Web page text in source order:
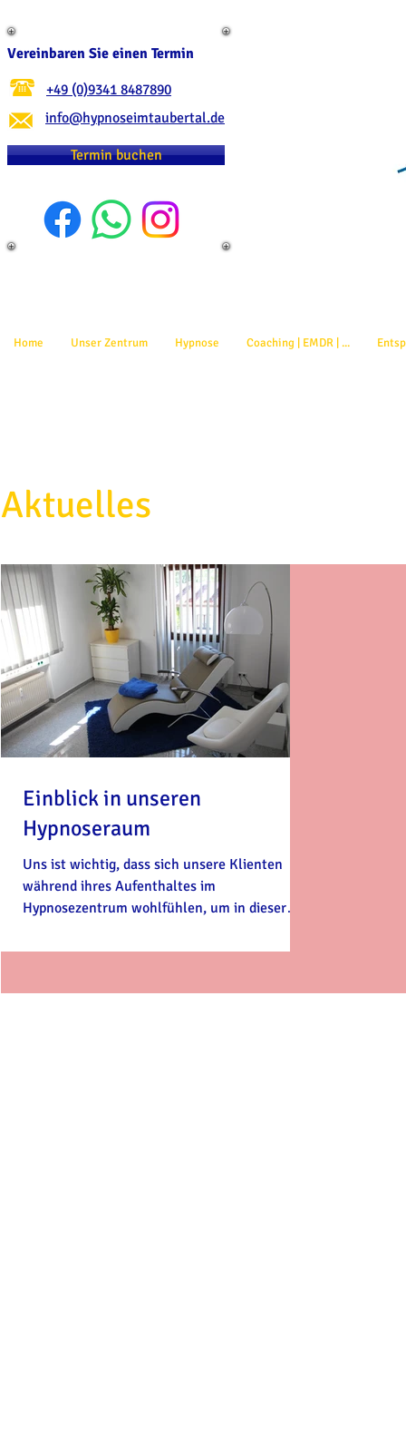
+49 (0)9341 8487890
info@hypnoseimtaubertal.de
Termin buchen
Vereinbaren Sie einen Termin
Home Unser Zentrum Hypnose Coaching | EMDR | ...
Aktuelles
Einblick in unseren
Hypnoseraum
Uns ist wichtig, dass sich unsere Klienten
während ihres Aufenthaltes im
Hypnosezentrum wohlfühlen, um in dieser